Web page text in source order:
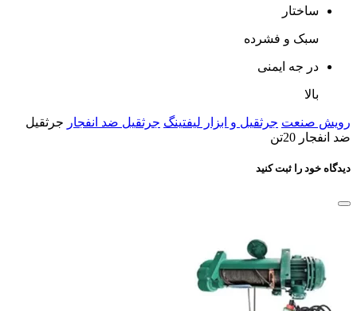
ساختار
سبک و فشرده
در جه ایمنی
بالا
رویش صنعت جرثقیل و ابزار لیفتینگ جرثقیل ضد انفجار جرثقیل
ضد انفجار 20تن
دیدگاه خود را ثبت کنید